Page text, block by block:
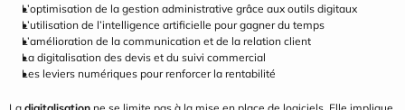
L’optimisation de la gestion administrative grâce aux outils digitaux
L’utilisation de l’intelligence artificielle pour gagner du temps
L’amélioration de la communication et de la relation client
La digitalisation des devis et du suivi commercial
Les leviers numériques pour renforcer la rentabilité